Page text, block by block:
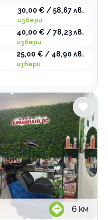
30,00 € / 58,67 лв.
избери
40,00 € / 78,23 лв.
избери
25,00 € / 48,90 лв.
избери
6 км